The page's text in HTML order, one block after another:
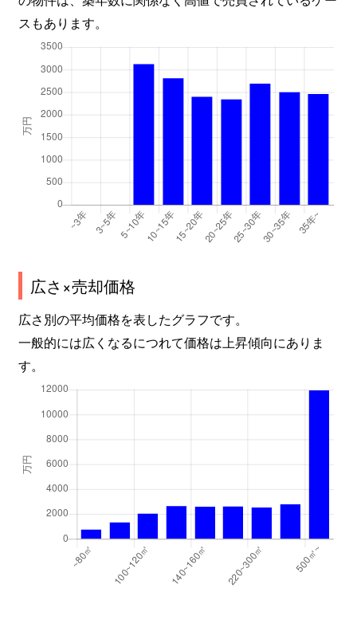
スもあります。
広さ×売却価格
広さ別の平均価格を表したグラフです。
一般的には広くなるにつれて価格は上昇傾向にありま
す。